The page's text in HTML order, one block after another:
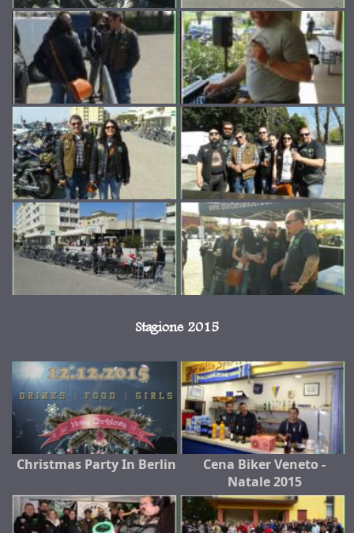
Stagione 2015
Christmas Party In Berlin
Cena Biker Veneto -
Natale 2015